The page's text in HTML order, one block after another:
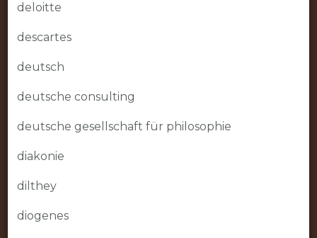
deloitte
descartes
deutsch
deutsche consulting
deutsche gesellschaft für philosophie
diakonie
dilthey
diogenes